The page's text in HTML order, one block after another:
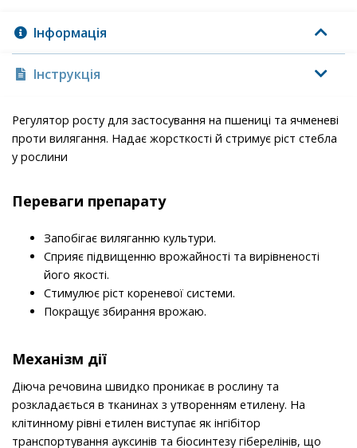
Інформація
Інструкція
Регулятор росту для застосування на пшениці та ячменеві
проти вилягання. Надає жорсткості й стримує ріст стебла
у рослини
Переваги препарату
Запобігає виляганню культури.
Сприяє підвищенню врожайності та вирівненості
його якості.
Стимулює ріст кореневої системи.
Покращує збирання врожаю.
Механізм дії
Діюча речовина швидко проникає в рослину та
розкладається в тканинах з утворенням етилену. На
клітинному рівні етилен виступає як інгібітор
транспортування ауксинів та біосинтезу гіберелінів, що